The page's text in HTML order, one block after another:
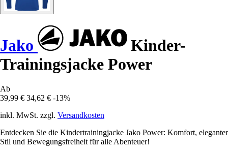
Jako
Kinder-
Trainingsjacke Power
Ab
39,99 € 34,62 € -13%
inkl. MwSt. zzgl. Versandkosten
Entdecken Sie die Kindertrainingjacke Jako Power: Komfort, eleganter
Stil und Bewegungsfreiheit für alle Abenteuer!